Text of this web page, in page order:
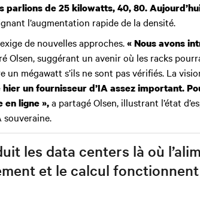
parlions de 25 kilowatts, 40, 80.
l’augmentation rapide de la densité.
de nouvelles approches.« Nous avons
Olsen, suggérant un avenir où les racks
un mégawatt s’ils ne sont pas vérifiés. La
hier un fournisseur d’IA assez important.
en ligne »,a partagé Olsen, illustrant l’état
souveraine.
les data centers là où
et le calcul